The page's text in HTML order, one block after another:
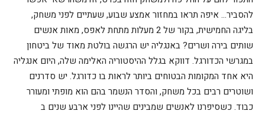
להסביר… איפה תראו במחזור אמצע שבוע, שעתיים לפני משחק,
בליגה החמישית, בקור של 2 מעלות מתחת לאפס, מאות אנשים
שותים בירה ושרים? באנגליה יש הרגשה בולטת מאוד של ביטחון
במגרשי הכדורגל. דווקא בגלל ההיסטוריה האלימה שלה, היום אנגליה
היא אחד המקומות הבטוחים ביותר לראות בו כדורגל. יש סדרנים
ושוטרים רבים בכל משחק, והסדר הנשמר בהם הוא מופתי ומעורר
כבוד. כשסיפרנו לאנשים שמבינים שהיינו לפני ארבע שנים ב